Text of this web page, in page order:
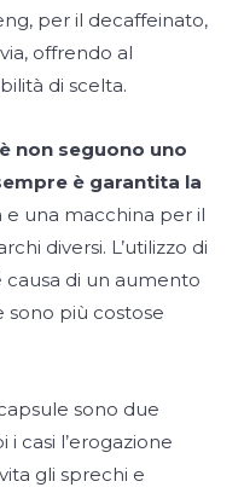
per il decaffeinato,
offrendo al
di scelta.
non seguono uno
è garantita la
e una macchina per il
diversi. L’utilizzo di
di un aumento
sono più costose
sono due
casi l’erogazione
gli sprechi e